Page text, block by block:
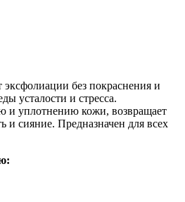
без покраснения и
усталости и стресса.
и уплотнению кожи, возвращает
и сияние. Предназначен для всех